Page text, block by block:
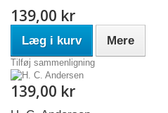
139,00 kr
Læg i kurv Mere
Tilføj sammenligning
139,00 kr